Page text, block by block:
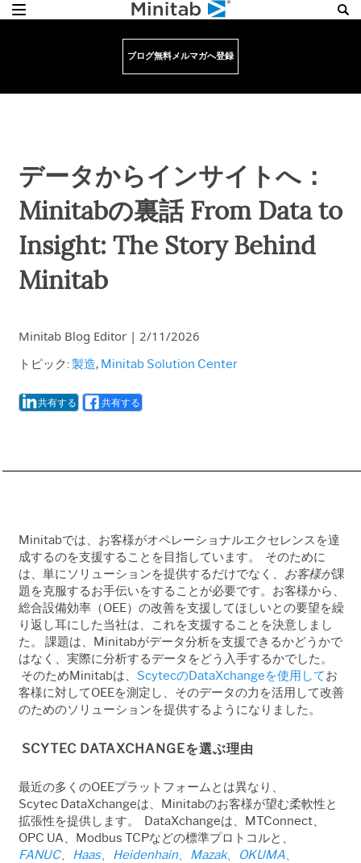
ブログ無料メルマガへ登録
データからインサイトへ：
Minitabの裏話 From Data to
Insight: The Story Behind
Minitab
Minitab Blog Editor | 2/11/2026
トピック:製造, Minitab Solution Center
共有する 共有する
Minitabでは、お客様がオペレーショナルエクセレンスを達
成するのを支援することを目指しています。 そのために
は、単にソリューションを提供するだけでなく、
お客様が課
題を克服するお手伝いをすることが必要です。お客様から、
総合設備効率（OEE）の改善を支援してほしいとの要望を繰
り返し耳にした当社は、これを支援することを決意しまし
た。 課題は、Minitabがデータ分析を支援できるかどうかで
はなく、実際に分析するデータをどう入手するかでした。
そのためMinitabは、 ScytecのDataXchangeを使用してお
客様に対してOEEを測定し、そのデータの力を活用して改善
のためのソリューションを提供するようになりました。
SCYTEC DATAXCHANGEを選ぶ理由
最近の多くのOEEプラットフォームとは異なり、
Scytec DataXchangeは、Minitabのお客様が望む柔軟性と
拡張性を提供します。 DataXchangeは、MTConnect、
OPC UA、Modbus TCPなどの標準プロトコルと、
FANUC、Haas、Heidenhain、Mazak、OKUMA、